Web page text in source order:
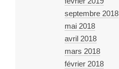
septembre 2018
mai 2018
avril 2018
mars 2018
février 2018